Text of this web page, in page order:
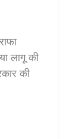
लागू की
की